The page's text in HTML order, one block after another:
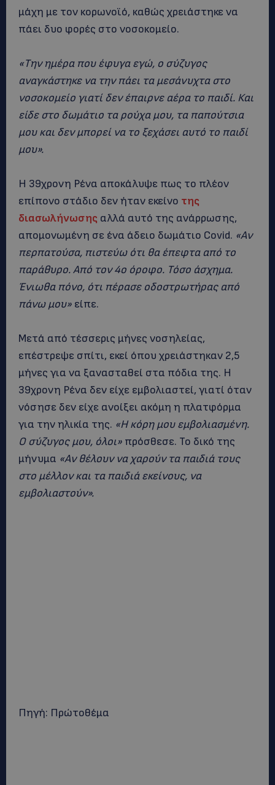
μάχη με τον κορωνοϊό, καθώς χρειάστηκε να
πάει δυο φορές στο νοσοκομείο.
«Την ημέρα που έφυγα εγώ, ο σύζυγος
αναγκάστηκε να την πάει τα μεσάνυχτα στο
νοσοκομείο γιατί δεν έπαιρνε αέρα το παιδί. Και
είδε στο δωμάτιο τα ρούχα μου, τα παπούτσια
μου και δεν μπορεί να το ξεχάσει αυτό το παιδί
μου».
Η 39χρονη Ρένα αποκάλυψε πως το πλέον
επίπονο στάδιο δεν ήταν εκείνο της
διασωλήνωσης αλλά αυτό της ανάρρωσης,
απομονωμένη σε ένα άδειο δωμάτιο Covid. «Αν
περπατούσα, πιστεύω ότι θα έπεφτα από το
παράθυρο. Από τον 4ο όροφο. Τόσο άσχημα.
Ένιωθα πόνο, ότι πέρασε οδοστρωτήρας από
πάνω μου» είπε.
Μετά από τέσσερις μήνες νοσηλείας,
επέστρεψε σπίτι, εκεί όπου χρειάστηκαν 2,5
μήνες για να ξανασταθεί στα πόδια της. Η
39χρονη Ρένα δεν είχε εμβολιαστεί, γιατί όταν
νόσησε δεν είχε ανοίξει ακόμη η πλατφόρμα
για την ηλικία της. «Η κόρη μου εμβολιασμένη.
Ο σύζυγος μου, όλοι» πρόσθεσε. Το δικό της
μήνυμα «Αν θέλουν να χαρούν τα παιδιά τους
στο μέλλον και τα παιδιά εκείνους, να
εμβολιαστούν».
Πηγή: Πρώτοθέμα